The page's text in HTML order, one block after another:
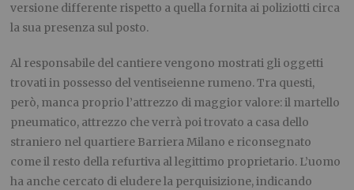
versione differente rispetto a quella fornita ai poliziotti circa
la sua presenza sul posto.
Al responsabile del cantiere vengono mostrati gli oggetti
trovati in possesso del ventiseienne rumeno. Tra questi,
però, manca proprio l’attrezzo di maggior valore: il martello
pneumatico, attrezzo che verrà poi trovato a casa dello
straniero nel quartiere Barriera Milano e riconsegnato
come il resto della refurtiva al legittimo proprietario. L’uomo
ha anche cercato di eludere la perquisizione, indicando